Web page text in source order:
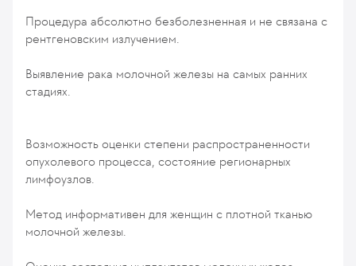
Процедура абсолютно безболезненная и не связана с
рентгеновским излучением.
Выявление рака молочной железы на самых ранних
стадиях.
Возможность оценки степени распространенности
опухолевого процесса, состояние регионарных
лимфоузлов.
Метод информативен для женщин с плотной тканью
молочной железы.